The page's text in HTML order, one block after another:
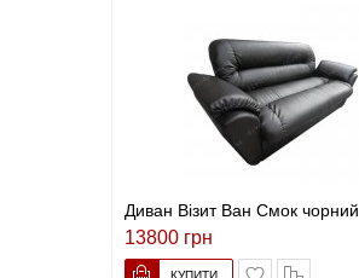
Диван Візит Ван Смок чорний
13800 грн
В закладки